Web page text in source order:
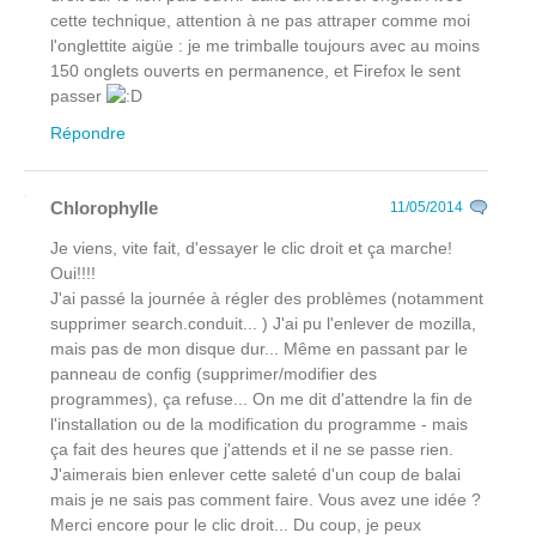
cette technique, attention à ne pas attraper comme moi
l'onglettite aigüe : je me trimballe toujours avec au moins
150 onglets ouverts en permanence, et Firefox le sent
passer
Répondre
Chlorophylle 11/05/2014
Je viens, vite fait, d'essayer le clic droit et ça marche!
Oui!!!!
J'ai passé la journée à régler des problèmes (notamment
supprimer search.conduit... ) J'ai pu l'enlever de mozilla,
mais pas de mon disque dur... Même en passant par le
panneau de config (supprimer/modifier des
programmes), ça refuse... On me dit d'attendre la fin de
l'installation ou de la modification du programme - mais
ça fait des heures que j'attends et il ne se passe rien.
J'aimerais bien enlever cette saleté d'un coup de balai
mais je ne sais pas comment faire. Vous avez une idée ?
Merci encore pour le clic droit... Du coup, je peux